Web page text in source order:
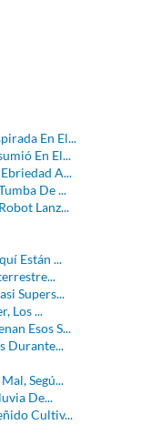
En El...
En El...
A...
De ...
Lanz...
Están ...
Supers...
Los ...
Esos S...
Durante...
Segú...
De...
Cultiv...